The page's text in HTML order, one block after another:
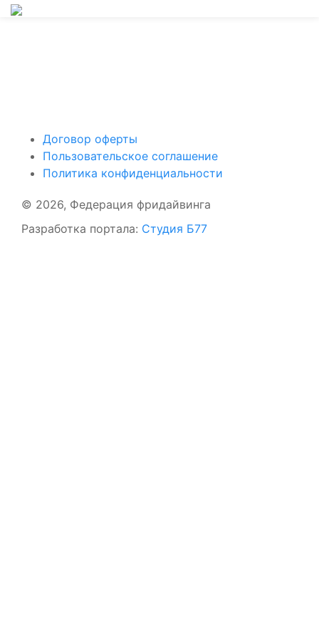
Договор оферты
Пользовательское соглашение
Политика конфиденциальности
© 2026, Федерация фридайвинга
Разработка портала: Студия Б77